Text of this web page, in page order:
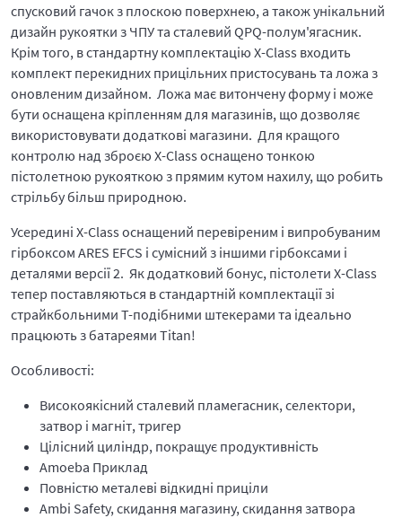
спусковий гачок з плоскою поверхнею, а також унікальний
дизайн рукоятки з ЧПУ та сталевий QPQ-полум'ягасник.
Крім того, в стандартну комплектацію X-Class входить
комплект перекидних прицільних пристосувань та ложа з
оновленим дизайном. Ложа має витончену форму і може
бути оснащена кріпленням для магазинів, що дозволяє
використовувати додаткові магазини. Для кращого
контролю над зброєю X-Class оснащено тонкою
пістолетною рукояткою з прямим кутом нахилу, що робить
стрільбу більш природною.
Усередині X-Class оснащений перевіреним і випробуваним
гірбоксом ARES EFCS і сумісний з іншими гірбоксами і
деталями версії 2. Як додатковий бонус, пістолети X-Class
тепер поставляються в стандартній комплектації зі
страйкбольними Т-подібними штекерами та ідеально
працюють з батареями Titan!
Особливості:
Високоякісний сталевий пламегасник, селектори,
затвор і магніт, тригер
Цілісний циліндр, покращує продуктивність
Amoeba Приклад
Повністю металеві відкидні приціли
Ambi Safety, скидання магазину, скидання затвора